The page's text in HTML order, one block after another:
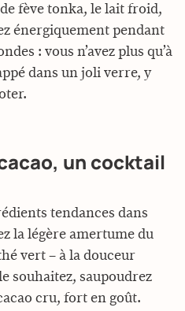
fève tonka, le lait froid,
énergiquement pendant
: vous n’avez plus qu’à
dans un joli verre, y
un cocktail
tendances dans
la légère amertume du
vert – à la douceur
souhaitez, saupoudrez
cru, fort en goût.